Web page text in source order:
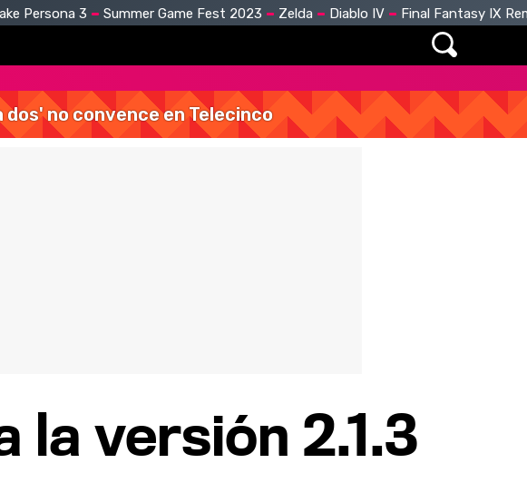
Persona 3 Summer Game Fest 2023 Zelda Diablo IV Final Fantasy IX
dos' no convence en Telecinco
la versión 2.1.3